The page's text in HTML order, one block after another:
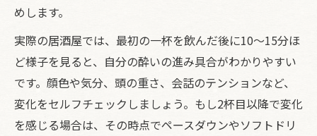
めします。
実際の居酒屋では、最初の一杯を飲んだ後に10〜15分ほ
ど様子を見ると、自分の酔いの進み具合がわかりやすい
です。顔色や気分、頭の重さ、会話のテンションなど、
変化をセルフチェックしましょう。もし2杯目以降で変化
を感じる場合は、その時点でペースダウンやソフトドリ